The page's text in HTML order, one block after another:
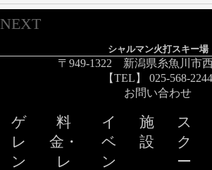
NEXT
シャルマン火打スキー場
〒949-1322 新潟県糸魚川市
【TEL】 025-568-2244
お問い合わせ
ゲ
レ
ン
料
金・
レ
イ
ベ
ン
施
設
ス
ク
ー